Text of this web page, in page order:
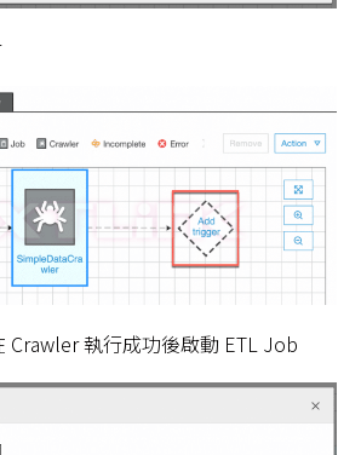
Crawler 執行成功後啟動 ETL Job